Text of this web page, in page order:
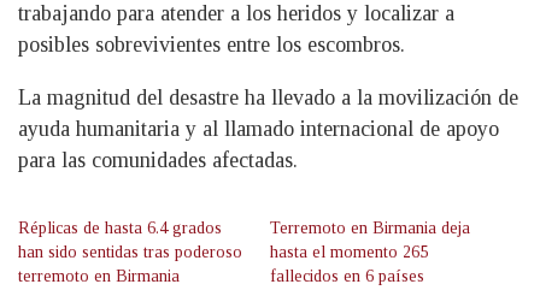
trabajando para atender a los heridos y localizar a
posibles sobrevivientes entre los escombros.
La magnitud del desastre ha llevado a la movilización de
ayuda humanitaria y al llamado internacional de apoyo
para las comunidades afectadas.
Réplicas de hasta 6.4 grados
han sido sentidas tras poderoso
terremoto en Birmania
Terremoto en Birmania deja
hasta el momento 265
fallecidos en 6 países